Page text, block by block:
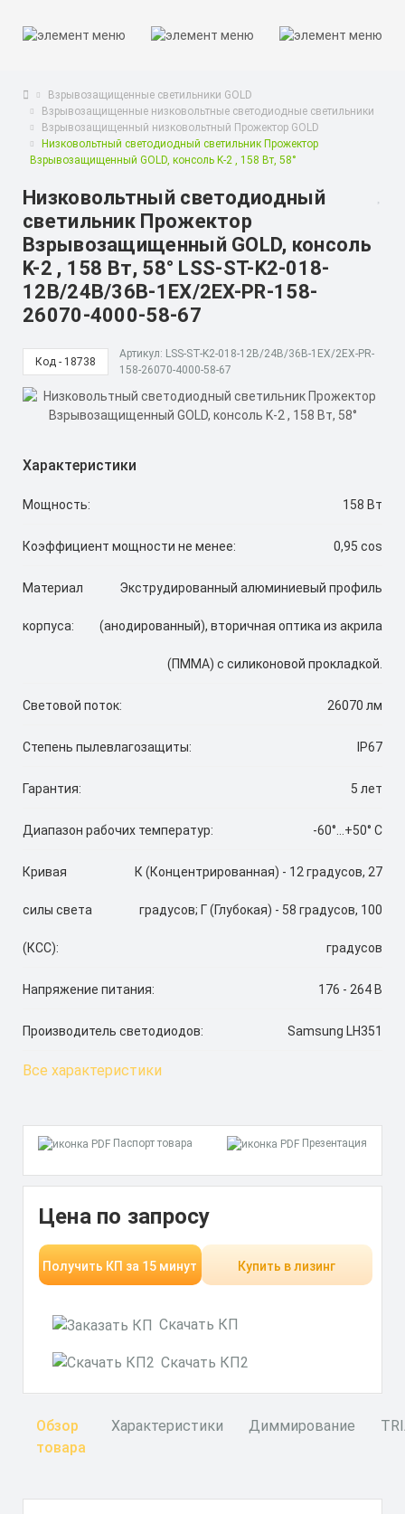
Взрывозащищенные светильники GOLD
Взрывозащищенные низковольтные светодиодные светильники
Взрывозащищенный низковольтный Прожектор GOLD
Низковольтный светодиодный светильник Прожектор
Взрывозащищенный GOLD, консоль K-2 , 158 Вт, 58°
Низковольтный светодиодный
светильник Прожектор
Взрывозащищенный GOLD, консоль
K-2 , 158 Вт, 58° LSS-ST-K2-018-
12В/24В/36В-1EX/2EX-PR-158-
26070-4000-58-67
Код - 18738
Артикул: LSS-ST-K2-018-12В/24В/36В-1EX/2EX-PR-
158-26070-4000-58-67
Характеристики
Мощность: 158 Вт
Коэффициент мощности не менее: 0,95 cos
Материал
корпуса:
Экструдированный алюминиевый профиль
(анодированный), вторичная оптика из акрила
(ПММА) с силиконовой прокладкой.
Световой поток: 26070 лм
Степень пылевлагозащиты: IP67
Гарантия: 5 лет
Диапазон рабочих температур: -60°...+50° C
Кривая
силы света
(КСС):
К (Концентрированная) - 12 градусов, 27
градусов; Г (Глубокая) - 58 градусов, 100
градусов
Напряжение питания: 176 - 264 В
Производитель светодиодов: Samsung LH351
Все характеристики
Паспорт товара Презентация
Цена по запросу
Получить КП за 15 минут Купить в лизинг
Скачать КП
Скачать КП2
Обзор
товара
Характеристики Диммирование